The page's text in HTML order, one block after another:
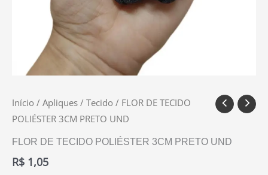
Início / Apliques / Tecido / FLOR DE TECIDO
POLIÉSTER 3CM PRETO UND
FLOR DE TECIDO POLIÉSTER 3CM PRETO UND
R$ 1,05